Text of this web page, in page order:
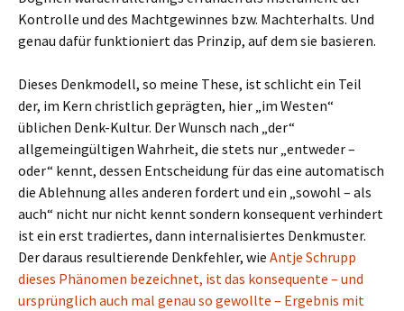
Kontrolle und des Machtgewinnes bzw. Machterhalts. Und
genau dafür funktioniert das Prinzip, auf dem sie basieren.
Dieses Denkmodell, so meine These, ist schlicht ein Teil
der, im Kern christlich geprägten, hier „im Westen“
üblichen Denk-Kultur. Der Wunsch nach „der“
allgemeingültigen Wahrheit, die stets nur „entweder –
oder“ kennt, dessen Entscheidung für das eine automatisch
die Ablehnung alles anderen fordert und ein „sowohl – als
auch“ nicht nur nicht kennt sondern konsequent verhindert
ist ein erst tradiertes, dann internalisiertes Denkmuster.
Der daraus resultierende Denkfehler, wie Antje Schrupp
dieses Phänomen bezeichnet, ist das konsequente – und
ursprünglich auch mal genau so gewollte – Ergebnis mit